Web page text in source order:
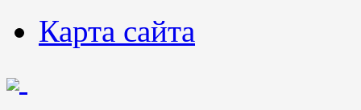
Карта сайта